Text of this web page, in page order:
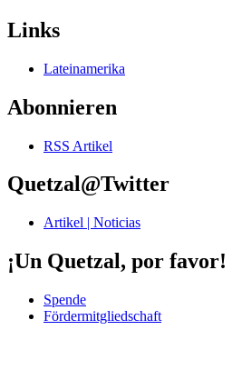
Links
Lateinamerika
Abonnieren
RSS Artikel
Quetzal@Twitter
Artikel | Noticias
¡Un Quetzal, por favor!
Spende
Fördermitgliedschaft